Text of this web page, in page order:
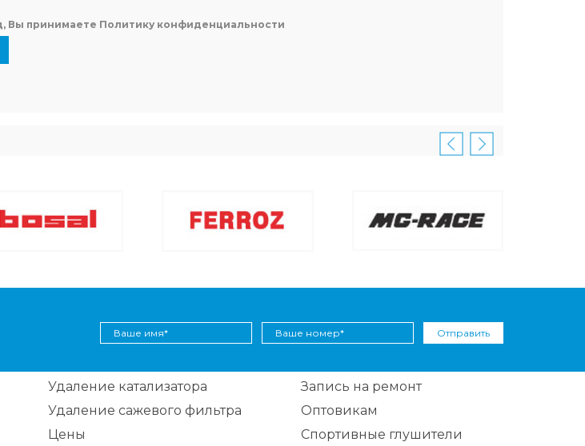
Вы принимаете Политику конфиденциальности
Отправить
Удаление катализатора
Удаление сажевого фильтра
Цены
Запись на ремонт
Оптовикам
Спортивные глушители